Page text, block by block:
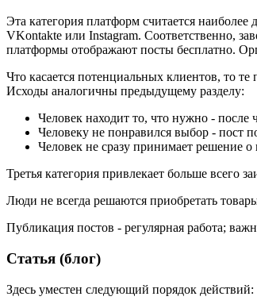
Эта категория платформ считается
VKontakte или Instagram. Соответственно,
платформы отображают посты бесплатно.
Что касается потенциальных клиентов, то
Исходы аналогичны предыдущему разделу:
Человек находит то, что нужно - после
Человеку не понравился выбор - пост
Человек не сразу принимает решение о
Третья категория привлекает больше всего
Люди не всегда решаются приобретать
Публикация постов - регулярная работа;
Статья (блог)
Здесь уместен следующий порядок действий: